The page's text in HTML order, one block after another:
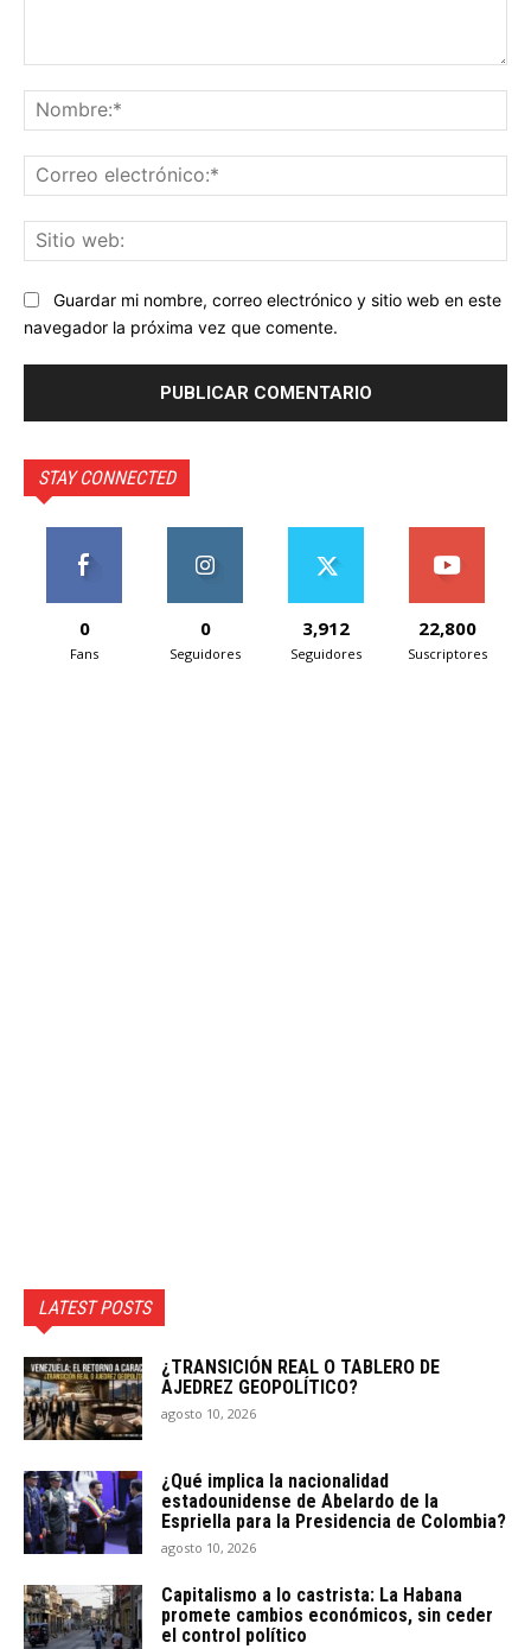
Guardar mi nombre, correo electrónico y sitio web en este
navegador la próxima vez que comente.
STAY CONNECTED
0
Fans
0
Seguidores
3,912
Seguidores
22,800
Suscriptores
LATEST POSTS
¿TRANSICIÓN REAL O TABLERO DE
AJEDREZ GEOPOLÍTICO?
agosto 10, 2026
¿Qué implica la nacionalidad
estadounidense de Abelardo de la
Espriella para la Presidencia de Colombia?
agosto 10, 2026
Capitalismo a lo castrista: La Habana
promete cambios económicos, sin ceder
el control político